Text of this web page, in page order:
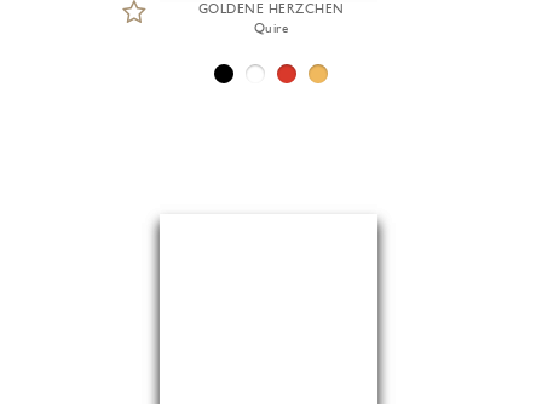
GOLDENE HERZCHEN
Quire